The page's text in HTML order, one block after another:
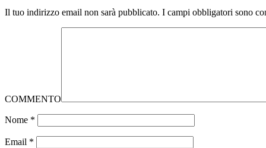
Il tuo indirizzo email non sarà pubblicato. I campi obbligatori sono
COMMENTO
Nome *
Email *